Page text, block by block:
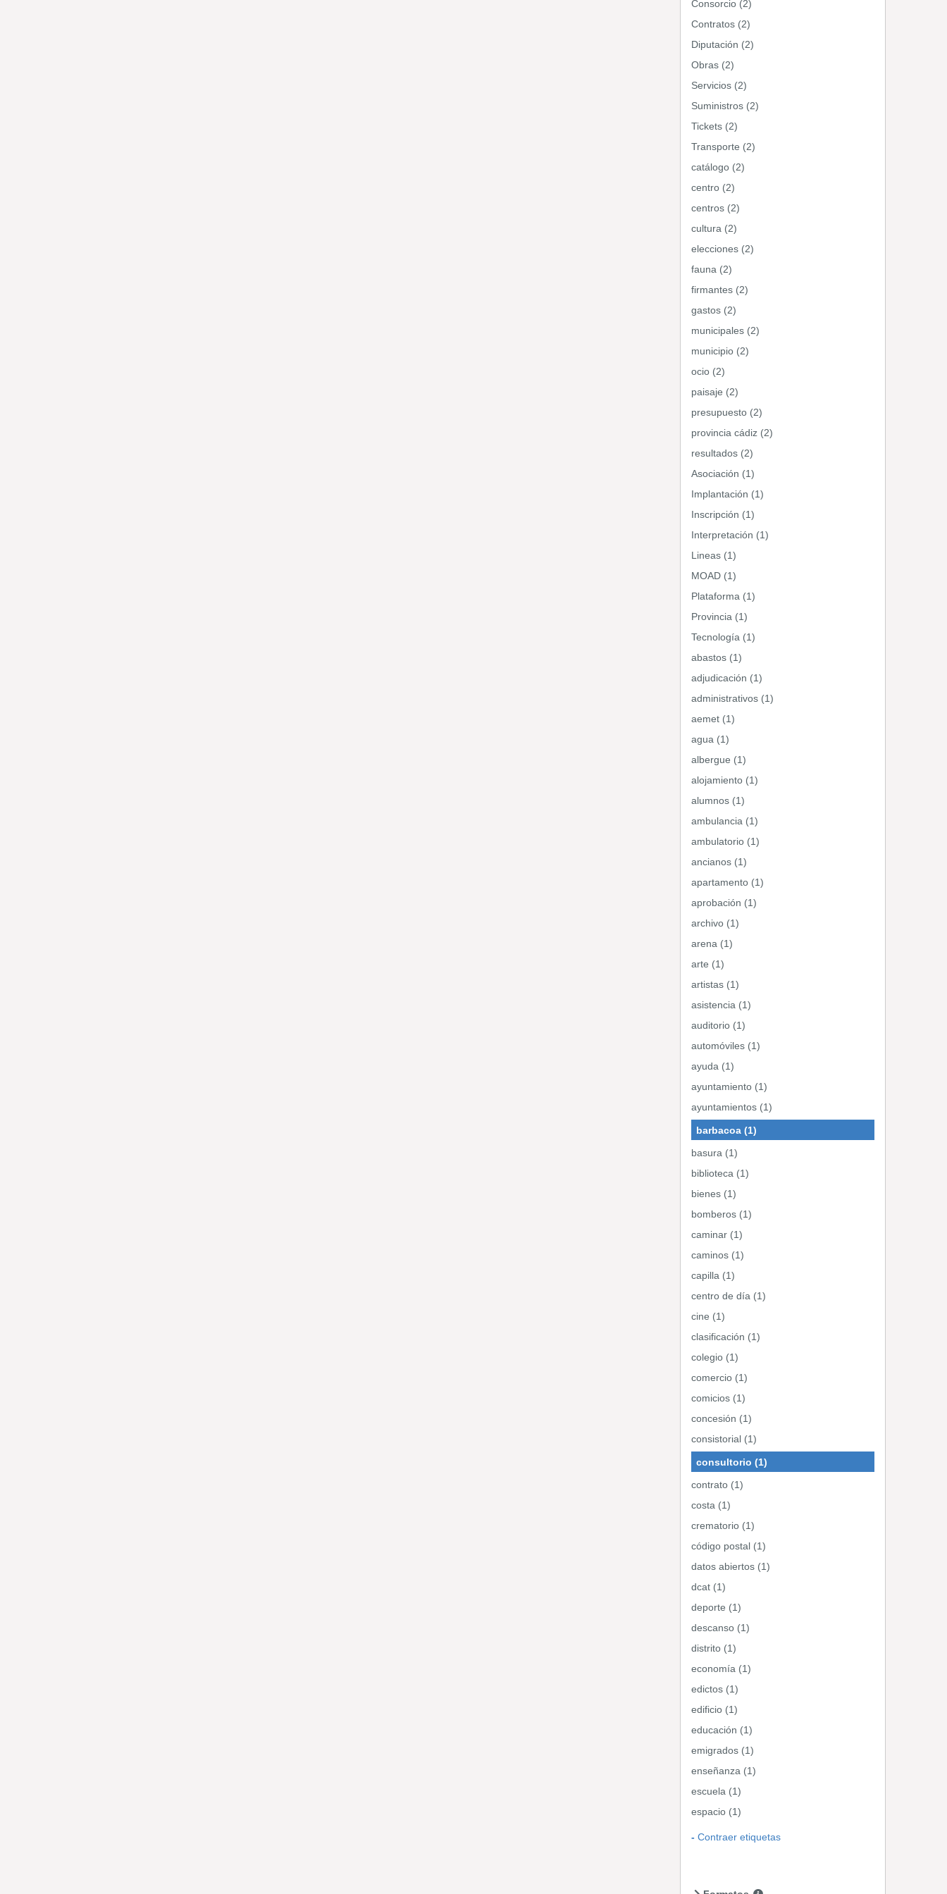
Consorcio (2)
Contratos (2)
Diputación (2)
Obras (2)
Servicios (2)
Suministros (2)
Tickets (2)
Transporte (2)
catálogo (2)
centro (2)
centros (2)
cultura (2)
elecciones (2)
fauna (2)
firmantes (2)
gastos (2)
municipales (2)
municipio (2)
ocio (2)
paisaje (2)
presupuesto (2)
provincia cádiz (2)
resultados (2)
Asociación (1)
Implantación (1)
Inscripción (1)
Interpretación (1)
Lineas (1)
MOAD (1)
Plataforma (1)
Provincia (1)
Tecnología (1)
abastos (1)
adjudicación (1)
administrativos (1)
aemet (1)
agua (1)
albergue (1)
alojamiento (1)
alumnos (1)
ambulancia (1)
ambulatorio (1)
ancianos (1)
apartamento (1)
aprobación (1)
archivo (1)
arena (1)
arte (1)
artistas (1)
asistencia (1)
auditorio (1)
automóviles (1)
ayuda (1)
ayuntamiento (1)
ayuntamientos (1)
barbacoa (1)
basura (1)
biblioteca (1)
bienes (1)
bomberos (1)
caminar (1)
caminos (1)
capilla (1)
centro de día (1)
cine (1)
clasificación (1)
colegio (1)
comercio (1)
comicios (1)
concesión (1)
consistorial (1)
consultorio (1)
contrato (1)
costa (1)
crematorio (1)
código postal (1)
datos abiertos (1)
dcat (1)
deporte (1)
descanso (1)
distrito (1)
economía (1)
edictos (1)
edificio (1)
educación (1)
emigrados (1)
enseñanza (1)
escuela (1)
espacio (1)
Contraer etiquetas